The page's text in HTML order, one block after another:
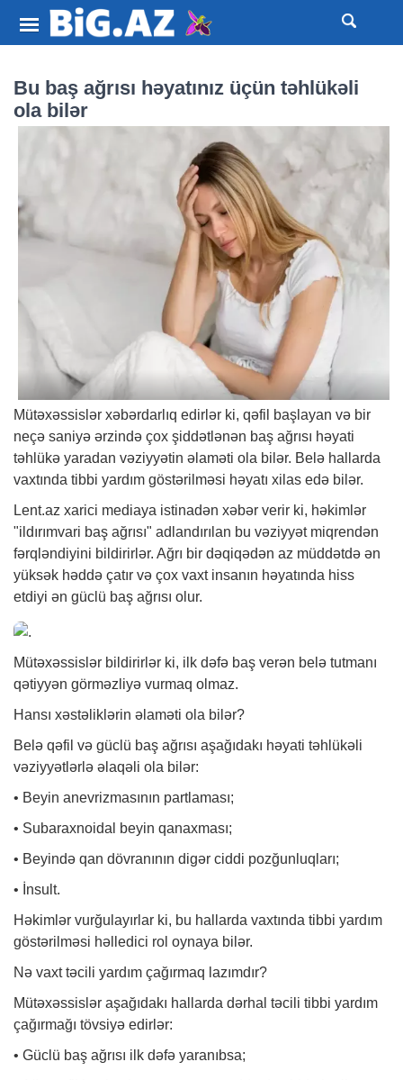
Bu baş ağrısı həyatınız üçün təhlükəli
ola bilər
Mütəxəssislər xəbərdarlıq edirlər ki, qəfil başlayan və bir
neçə saniyə ərzində çox şiddətlənən baş ağrısı həyati
təhlükə yaradan vəziyyətin əlaməti ola bilər. Belə hallarda
vaxtında tibbi yardım göstərilməsi həyatı xilas edə bilər.
Lent.az xarici mediaya istinadən xəbər verir ki, həkimlər
"ildırımvari baş ağrısı" adlandırılan bu vəziyyət miqrendən
fərqləndiyini bildirirlər. Ağrı bir dəqiqədən az müddətdə ən
yüksək həddə çatır və çox vaxt insanın həyatında hiss
etdiyi ən güclü baş ağrısı olur.
Mütəxəssislər bildirirlər ki, ilk dəfə baş verən belə tutmanı
qətiyyən görməzliyə vurmaq olmaz.
Hansı xəstəliklərin əlaməti ola bilər?
Belə qəfil və güclü baş ağrısı aşağıdakı həyati təhlükəli
vəziyyətlərlə əlaqəli ola bilər:
• Beyin anevrizmasının partlaması;
• Subaraxnoidal beyin qanaxması;
• Beyində qan dövranının digər ciddi pozğunluqları;
• İnsult.
Həkimlər vurğulayırlar ki, bu hallarda vaxtında tibbi yardım
göstərilməsi həlledici rol oynaya bilər.
Nə vaxt təcili yardım çağırmaq lazımdır?
Mütəxəssislər aşağıdakı hallarda dərhal təcili tibbi yardım
çağırmağı tövsiyə edirlər:
• Güclü baş ağrısı ilk dəfə yaranıbsa;